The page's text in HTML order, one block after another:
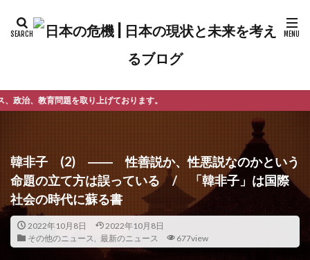
ております。
韓非子 (2) ―― 性善説か、性悪説なのかという
命題の立て方は誤っている / 「韓非子」は国際
社会の時代に蘇る書
2022年10月8日
2022年10月8日
その他のニュース
最新のニュース 677view